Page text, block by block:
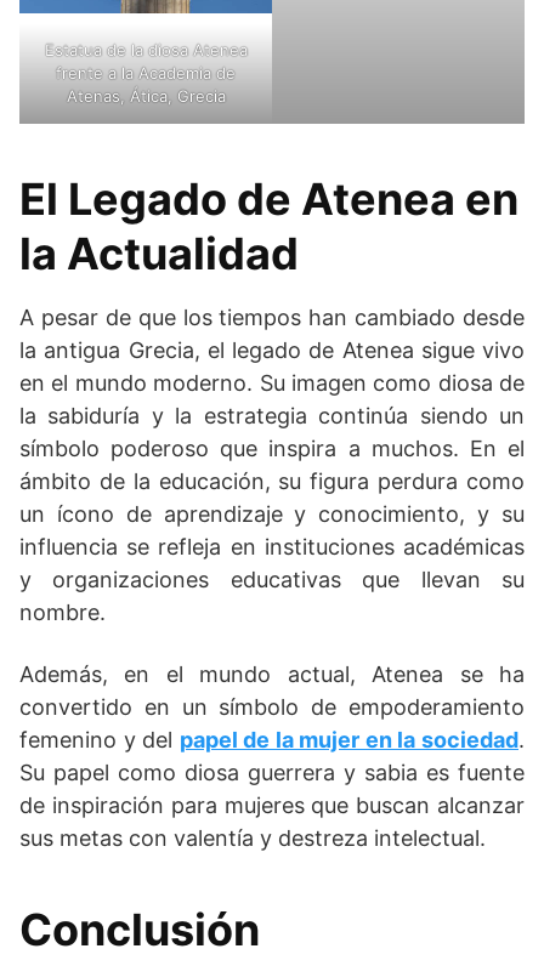
Estatua de la diosa Atenea
frente a la Academia de
Atenas, Ática, Grecia
El Legado de Atenea en
la Actualidad
A pesar de que los tiempos han cambiado desde
la antigua Grecia, el legado de Atenea sigue vivo
en el mundo moderno. Su imagen como diosa de
la sabiduría y la estrategia continúa siendo un
símbolo poderoso que inspira a muchos. En el
ámbito de la educación, su figura perdura como
un ícono de aprendizaje y conocimiento, y su
influencia se refleja en instituciones académicas
y organizaciones educativas que llevan su
nombre.
Además, en el mundo actual, Atenea se ha
convertido en un símbolo de empoderamiento
femenino y del papel de la mujer en la sociedad.
Su papel como diosa guerrera y sabia es fuente
de inspiración para mujeres que buscan alcanzar
sus metas con valentía y destreza intelectual.
Conclusión